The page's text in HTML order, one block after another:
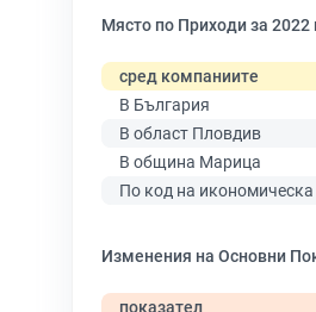
Място по Приходи за 2022
сред компаниите
В България
В област Пловдив
В община Марица
По код на
Изменения на Основни
показател